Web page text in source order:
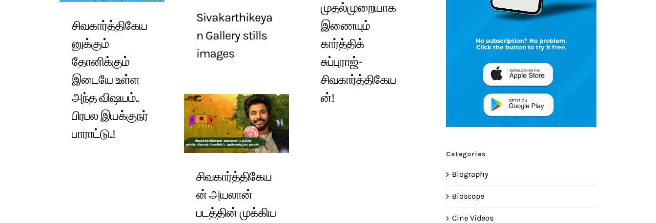
முதல்முறையாக
இணையும்
கார்த்திக்
சுப்புராஜ்-
சிவகார்த்திகேய
ன்!
Sivakarthikeya
n Gallery stills
images
சிவகார்த்திகேய
னுக்கும்
தோனிக்கும்
இடையே உள்ள
அந்த விஷயம்..
பிரபல இயக்குநர்
பாராட்டு..!
சிவகார்த்திகேய
ன் அயலான்
படத்தின் முக்கிய
Categories
Biography
Bioscope
Cine Videos